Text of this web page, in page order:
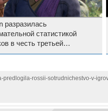
разразилась
статистикой
в честь третьей
Baldur’s Gate 3
predlogila-rossii-sotrudnichestvo-v-